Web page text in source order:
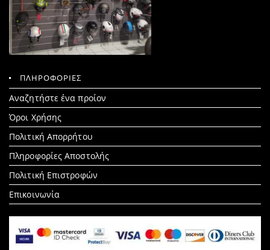
ΠΛΗΡΟΦΟΡΙΕΣ
Αναζητήστε ένα προίον
Search
for:
Όροι Χρήσης
Πολιτική Απορρήτου
Πληροφορίες Αποστολής
Πολιτική Επιστροφών
Επικοινωνία